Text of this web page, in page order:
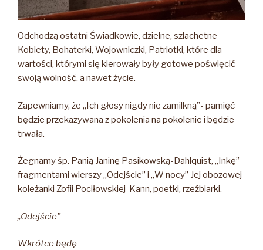
Odchodzą ostatni Świadkowie, dzielne, szlachetne
Kobiety, Bohaterki, Wojowniczki, Patriotki, które dla
wartości, którymi się kierowały były gotowe poświęcić
swoją wolność, a nawet życie.
Zapewniamy, że „Ich głosy nigdy nie zamilkną”- pamięć
będzie przekazywana z pokolenia na pokolenie i będzie
trwała.
Żegnamy śp. Panią Janinę Pasikowską-Dahlquist, „Inkę”
fragmentami wierszy „Odejście” i „W nocy” Jej obozowej
koleżanki Zofii Pociłowskiej-Kann, poetki, rzeźbiarki.
„Odejście”
Wkrótce będę